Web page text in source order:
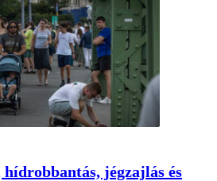
hídrobbantás, jégzajlás és